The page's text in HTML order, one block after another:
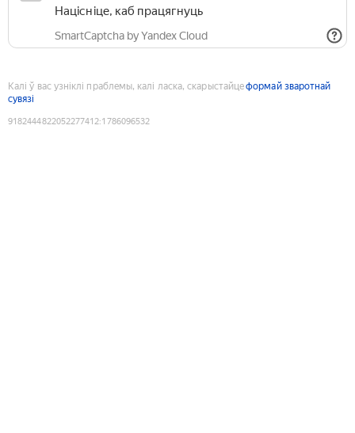
Націсніце, каб працягнуць
SmartCaptcha by Yandex Cloud
Калі ў вас узніклі праблемы, калі ласка, скарыстайцеформай зваротнай
сувязі
9182444822052277412:1786096532